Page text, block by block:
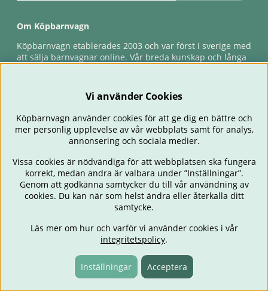
Fri frakt över 499:-
Om Köpbarnvagn
Köpbarnvagn etablerades 2003 och var först i sverige med
att sälja barnvagnar online. Vår breda kunskap och långa
förlossningsgaranti & förlängd ångerrätt.
BARNVAGNAR BILSTOLAR BABY ÄTA & MATA
RESA
OUTLET
PRESENTTIPS
Vi använder Cookies
Köpbarnvagn använder cookies för att ge dig en bättre och
mer personlig upplevelse av vår webbplats samt för analys,
annonsering och sociala medier.
Vissa cookies är nödvändiga för att webbplatsen ska fungera
korrekt, medan andra är valbara under ”Inställningar”.
Genom att godkänna samtycker du till vår användning av
cookies. Du kan när som helst ändra eller återkalla ditt
samtycke.
Läs mer om hur och varför vi använder cookies i vår
integritetspolicy.
Inställningar Acceptera